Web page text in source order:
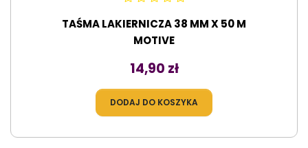
TAŚMA LAKIERNICZA 38 MM X 50 M
MOTIVE
Cena
14,90 zł
DODAJ DO KOSZYKA